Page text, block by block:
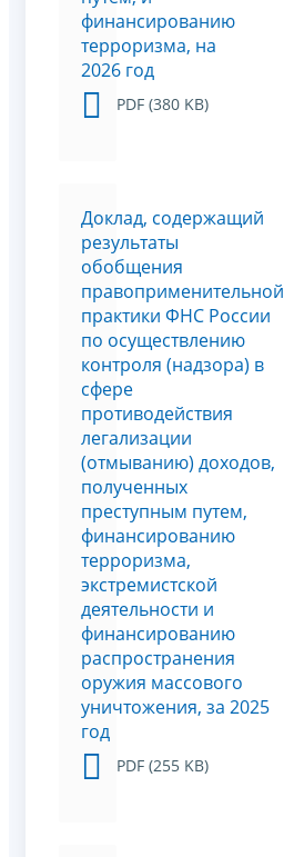
финансированию
терроризма, на
2026 год
PDF (380 KB)
Доклад, содержащий
результаты
обобщения
правоприменительной
практики ФНС России
по осуществлению
контроля (надзора) в
сфере
противодействия
легализации
(отмыванию) доходов,
полученных
преступным путем,
финансированию
терроризма,
экстремистской
деятельности и
финансированию
распространения
оружия массового
уничтожения, за 2025
год
PDF (255 KB)